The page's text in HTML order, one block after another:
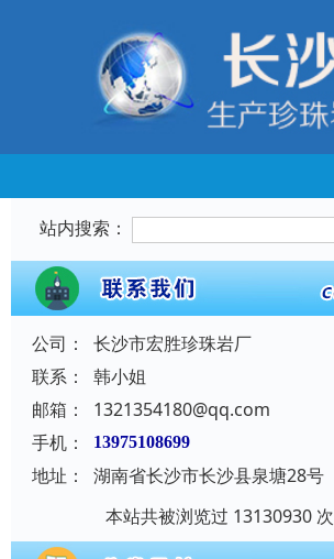
站内搜索：
公司：
长沙市宏胜珍珠岩厂
联系：
韩小姐
邮箱：
1321354180@qq.com
手机：
13975108699
地址：
湖南省长沙市长沙县泉塘28号
本站共被浏览过 13130930 次